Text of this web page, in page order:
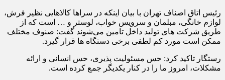
رئیس اتاق اصناف تهران با بیان اینکه در سراها کالاهایی نظیر فرش،
لوازم خانگی، مبلمان و سرویس خواب، لوستر و … است که از
طریق شرکت های تولید داخل تامین می‌شوند گفت: صنوف مختلف
ممکن است مورد کم لطفی برخی دستگاه ها قرار گیرد.
رستگار تاکید کرد: حس مسئولیت پذیری، حس انسانی و ارائه
مشکلات، امروز ما را در کنار یکدیگر جمع کرده است.